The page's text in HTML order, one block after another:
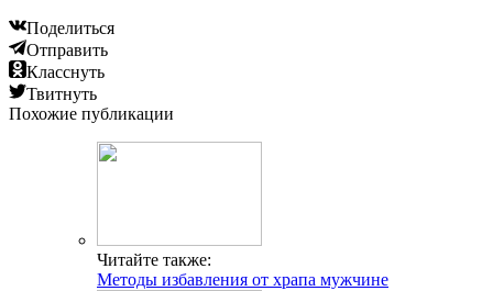
Поделиться
Отправить
Класснуть
Твитнуть
Похожие публикации
Читайте также:
Методы избавления от храпа мужчине